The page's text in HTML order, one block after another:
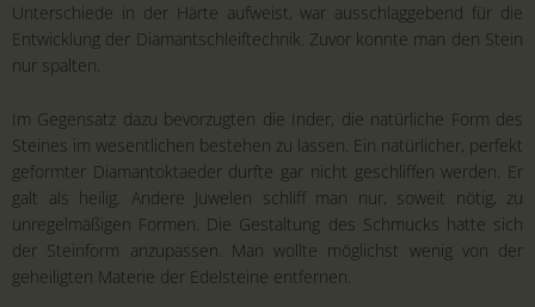
Unterschiede in der Härte aufweist, war ausschlaggebend für die
Entwicklung der Diamantschleiftechnik. Zuvor konnte man den Stein
nur spalten.
Im Gegensatz dazu bevorzugten die Inder, die natürliche Form des
Steines im wesentlichen bestehen zu lassen. Ein natürlicher, perfekt
geformter Diamantoktaeder durfte gar nicht geschliffen werden. Er
galt als heilig. Andere Juwelen schliff man nur, soweit nötig, zu
unregelmäßigen Formen. Die Gestaltung des Schmucks hatte sich
der Steinform anzupassen. Man wollte möglichst wenig von der
geheiligten Materie der Edelsteine entfernen.